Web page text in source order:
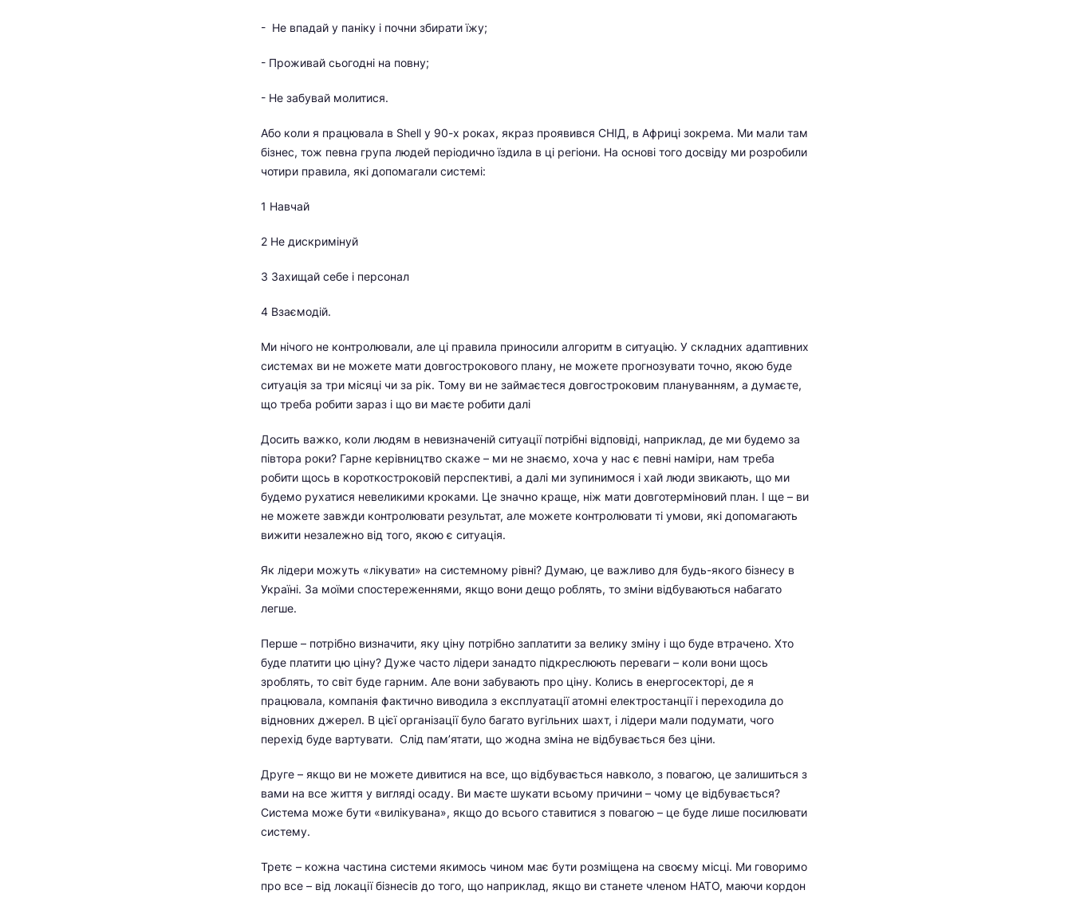
- Не впадай у паніку і почни збирати їжу;
- Проживай сьогодні на повну;
- Не забувай молитися.
Або коли я працювала в Shell у 90-х роках, якраз проявився СНІД, в Африці зокрема. Ми мали там
бізнес, тож певна група людей періодично їздила в ці регіони. На основі того досвіду ми розробили
чотири правила, які допомагали системі:
1 Навчай
2 Не дискримінуй
3 Захищай себе і персонал
4 Взаємодій.
Ми нічого не контролювали, але ці правила приносили алгоритм в ситуацію. У складних адаптивних
системах ви не можете мати довгострокового плану, не можете прогнозувати точно, якою буде
ситуація за три місяці чи за рік. Тому ви не займаєтеся довгостроковим плануванням, а думаєте,
що треба робити зараз і що ви маєте робити далі
Досить важко, коли людям в невизначеній ситуації потрібні відповіді, наприклад, де ми будемо за
півтора роки? Гарне керівництво скаже – ми не знаємо, хоча у нас є певні наміри, нам треба
робити щось в короткостроковій перспективі, а далі ми зупинимося і хай люди звикають, що ми
будемо рухатися невеликими кроками. Це значно краще, ніж мати довготерміновий план. І ще – ви
не можете завжди контролювати результат, але можете контролювати ті умови, які допомагають
вижити незалежно від того, якою є ситуація.
Як лідери можуть «лікувати» на системному рівні? Думаю, це важливо для будь-якого бізнесу в
Україні. За моїми спостереженнями, якщо вони дещо роблять, то зміни відбуваються набагато
легше.
Перше – потрібно визначити, яку ціну потрібно заплатити за велику зміну і що буде втрачено. Хто
буде платити цю ціну? Дуже часто лідери занадто підкреслюють переваги – коли вони щось
зроблять, то світ буде гарним. Але вони забувають про ціну. Колись в енергосекторі, де я
працювала, компанія фактично виводила з експлуатації атомні електростанції і переходила до
відновних джерел. В цієї організації було багато вугільних шахт, і лідери мали подумати, чого
перехід буде вартувати. Слід пам’ятати, що жодна зміна не відбувається без ціни.
Друге – якщо ви не можете дивитися на все, що відбувається навколо, з повагою, це залишиться з
вами на все життя у вигляді осаду. Ви маєте шукати всьому причини – чому це відбувається?
Система може бути «вилікувана», якщо до всього ставитися з повагою – це буде лише посилювати
систему.
Третє – кожна частина системи якимось чином має бути розміщена на своєму місці. Ми говоримо
про все – від локації бізнесів до того, що наприклад, якщо ви станете членом НАТО, маючи кордон